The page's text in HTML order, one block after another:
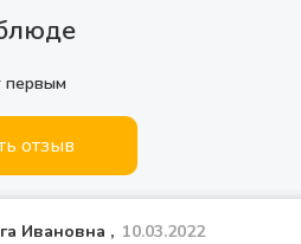
первым
отзыв
Ивановна , 10.03.2022